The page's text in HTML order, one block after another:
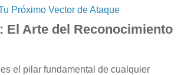
Próximo Vector de Ataque
El Arte del Reconocimiento
el pilar fundamental de cualquier